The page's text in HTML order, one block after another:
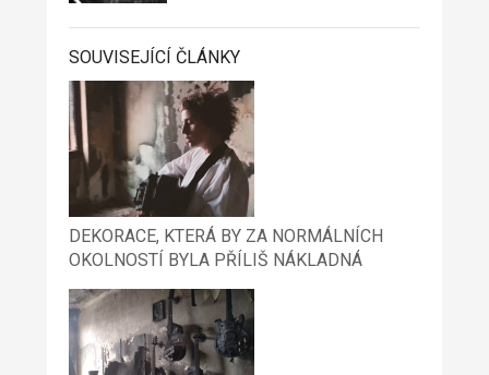
SOUVISEJÍCÍ ČLÁNKY
DEKORACE, KTERÁ BY ZA NORMÁLNÍCH
OKOLNOSTÍ BYLA PŘÍLIŠ NÁKLADNÁ